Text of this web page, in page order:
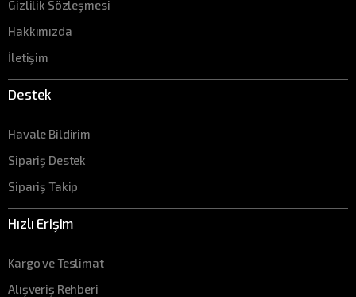
Gizlilik Sözleşmesi
Hakkımızda
İletişim
Destek
Havale Bildirim
Sipariş Destek
Sipariş Takip
Hızlı Erişim
Kargo ve Teslimat
Alışveriş Rehberi